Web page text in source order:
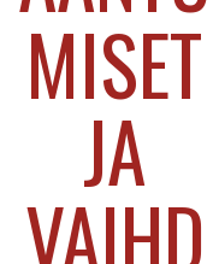
MISET
JA
VAIHD